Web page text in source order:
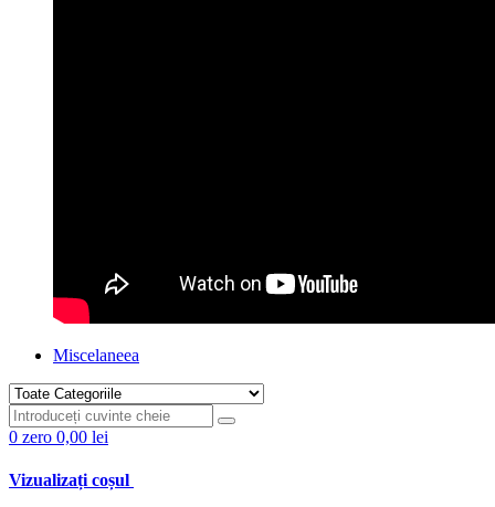
Miscelaneea
0 zero 0,00 lei
Vizualizați coșul